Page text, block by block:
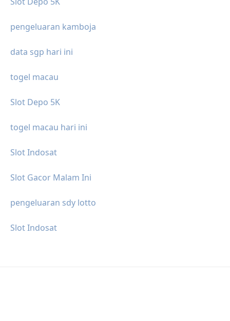
pengeluaran kamboja
data sgp hari ini
togel macau
Slot Depo 5K
togel macau hari ini
Slot Indosat
Slot Gacor Malam Ini
pengeluaran sdy lotto
Slot Indosat